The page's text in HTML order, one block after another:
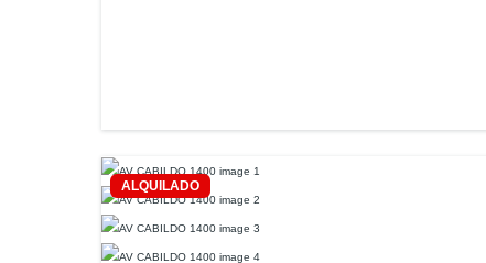
ALQUILADO